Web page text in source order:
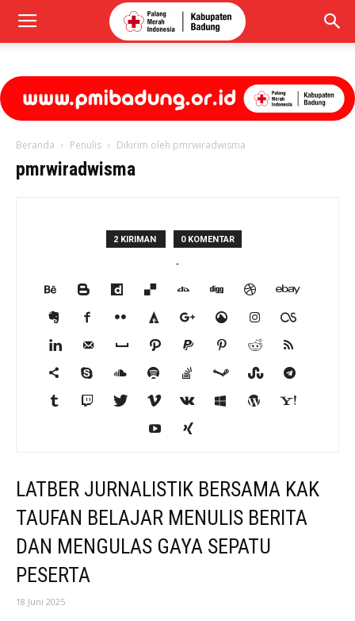
Beranda Penulis Dikirim oleh pmrwiradwisma
pmrwiradwisma
2 KIRIMAN 0 KOMENTAR
-
LATBER JURNALISTIK BERSAMA KAK
TAUFAN BELAJAR MENULIS BERITA
DAN MENGULAS GAYA SEPATU
PESERTA
18 Juni 2025